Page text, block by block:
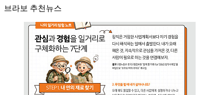
브라보 추천뉴스